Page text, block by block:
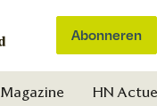
Abonneren
Magazine HN